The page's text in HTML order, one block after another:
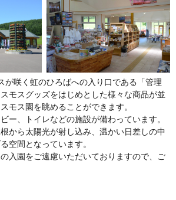
咲く虹のひろばへの入り口である「管理
モスグッズをはじめとした様々な商品が並
モス園を眺めることができます。
ー、トイレなどの施設が備わっています。
から太陽光が射し込み、温かい日差しの中
空間となっています。
入園をご遠慮いただいておりますので、ご